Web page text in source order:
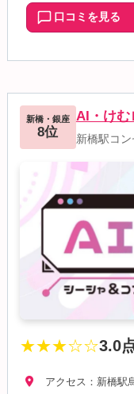
口コミを見る
新橋・銀座
8位
AI・けむ
新橋駅コン
★★★☆☆3.0
アクセス：新橋駅